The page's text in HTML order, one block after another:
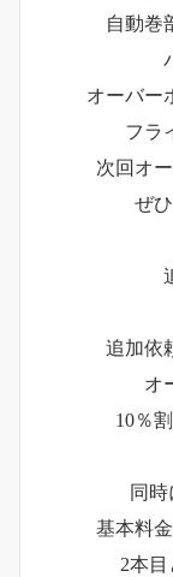
自動巻
オーバー
フラ
次回オ
ぜ
追加依
オ
10％
同
基本料
2本